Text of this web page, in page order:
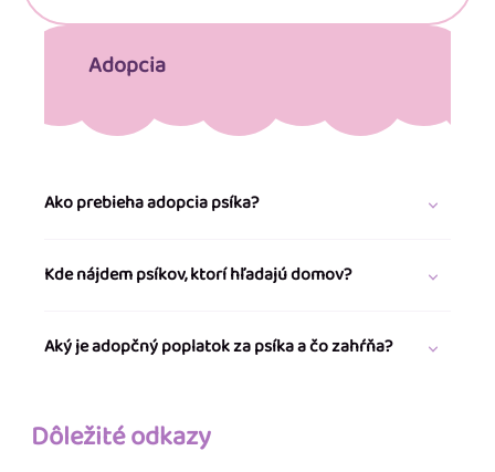
Adopcia
Ako prebieha adopcia psíka?
Kde nájdem psíkov, ktorí hľadajú domov?
Aký je adopčný poplatok za psíka a čo zahŕňa?
Dôležité odkazy